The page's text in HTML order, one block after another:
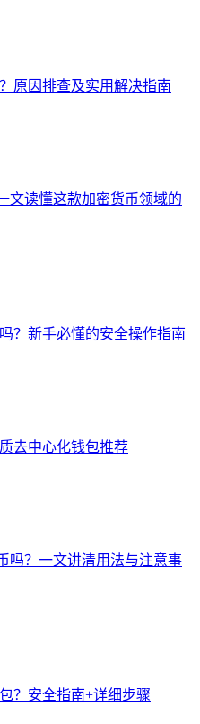
原因排查及实用解决指南
文读懂这款加密货币领域的
？新手必懂的安全操作指南
去中心化钱包推荐
吗？一文讲清用法与注意事
？安全指南+详细步骤